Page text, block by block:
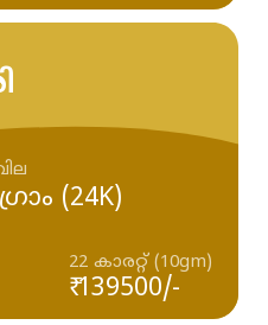
(24K)
22 കാരറ്റ് (10gm)
₹ 139500/-